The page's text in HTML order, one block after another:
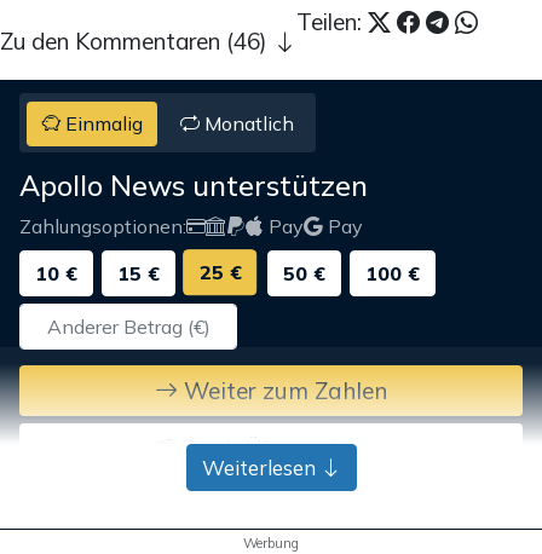
Teilen:
Zu den Kommentaren (46)
Einmalig Monatlich
Apollo News unterstützen
Zahlungsoptionen: Pay
Pay
10 €
15 € 25 € 50 € 100 €
Weiter zum Zahlen
Bank-Überweisung
Weiterlesen
Werbung